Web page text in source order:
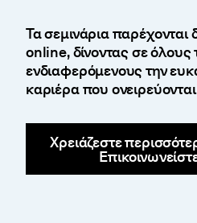
Τα σεμινάρια παρέχονται
online, δίνοντας σε όλους
ενδιαφερόμενους την
καριέρα που
Χρειάζεστε